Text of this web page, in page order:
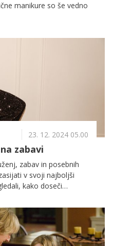
manikure so še vedno
23. 12. 2024 05.00
zabavi
zabav in posebnih
v svoji najboljši
kako doseči